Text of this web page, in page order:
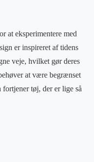
at eksperimentere med
er inspireret af tidens
veje, hvilket gør deres
at være begrænset
tøj, der er lige så